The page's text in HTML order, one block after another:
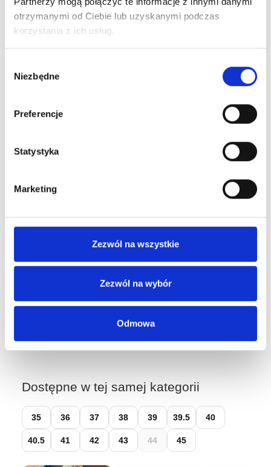
otrzymanymi od Ciebie lub uzyskanymi podczas
korzystania z ich usług.
zgody
Niezbędne
Preferencje
Statystyka
Marketing
Zezwól na wszystkie
Zezwól na wybór
Odmowa
Wysyłka nawet w 24H!
Zamów w ciągu
Darmowa dostawa
Kraków, ul. Długa 76
Dostępne w tej samej kategorii
35 36 37 38 39 39.5 40
40.5 41 42 43 44 45